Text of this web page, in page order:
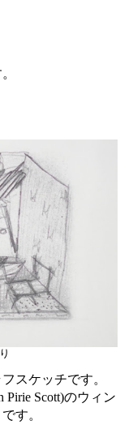
スケッチです。
Pirie Scott)のウィン
す。